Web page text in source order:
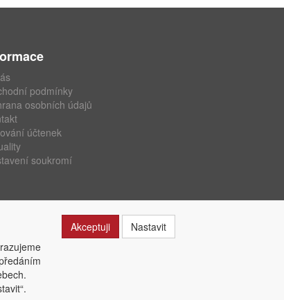
podmínky
osobních údajů
účtenek
soukromí
Akceptuji Nastavit